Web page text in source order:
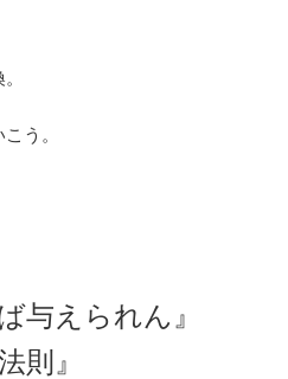
う。
与えられん』
則』